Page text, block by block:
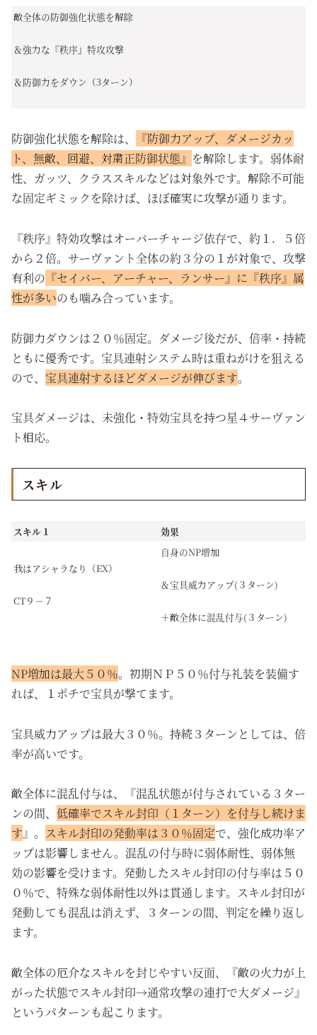
敵全体の防御強化状態を解除
＆強力な『秩序』特攻攻撃
＆防御力をダウン（3ターン）
防御強化状態を解除は、
『防御力アップ、ダメージカッ
ト、無敵、回避、対粛正防御状態』 を解除します。弱体耐
性、ガッツ、クラススキルなどは対象外です。解除不可能
な固定ギミック を除けば、ほぼ確実に攻撃が通ります。
『秩序』特効攻撃はオーバーチャージ依存で、約１．５倍
から２倍。サーヴァント全体の約３分の１が対象で、攻撃
有利の 『セイバー、アーチャー、ランサー』に『秩序』属
性が多いのも噛み合っています。
防御力ダウンは２０％固定。ダメージ後だが、倍率・持続
ともに優秀です。宝具連射システム時は重ねがけを狙える
ので、 宝具連射するほどダメージが伸びます。
宝具ダメージは、未強化・特効宝具を持つ星４サーヴァン
ト相応。
スキル
スキル１ 効果
我はアシャラなり（EX）
CT９－７
自身のNP増加
＆宝具威力アップ(３ターン)
＋敵全体に混乱付与(３ターン)
NP増加は最大５０％。初期ＮＰ５０％付与礼装を装備す
れば、１ポチで宝具が撃てます。
宝具威力アップは最大３０％。持続３ターンとしては、倍
率が高いです。
敵全体に混乱付与は、『混乱状態が付与されている３ター
ンの間、 低確率でスキル封印（１ターン）を付与し続けま
す』。 スキル封印の発動率は３０％固定で、強化成功率ア
ップは影響しません。混乱の付与時に弱体耐性、弱体無
効の影響を受けます。発動したスキル封印の付与率は５０
０％で、特殊な弱体耐性以外は貫通します。スキル封印が
発動しても混乱は消えず、３ターンの間、判定を繰り返し
ます。
敵全体の厄介なスキルを封じやすい反面、『敵の火力が上
がった状態でスキル封印→通常攻撃の連打で大ダメージ』
というパターンも起こります。